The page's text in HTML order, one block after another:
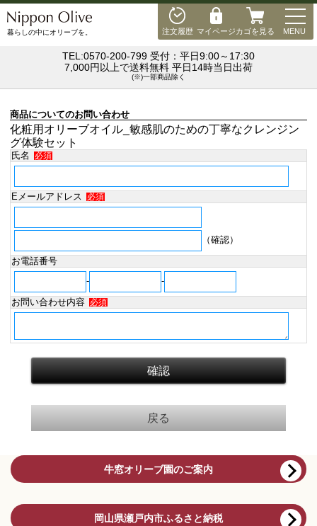
注文履歴 マイページカゴを見る MENU
暮らしの中にオリーブを。
TEL:0570-200-799 受付：平日9:00～17:30
7,000円以上で送料無料 平日14時当日出荷
(※)一部商品除く
商品についてのお問い合わせ
化粧用オリーブオイル_敏感肌のための丁寧なクレンジン
グ体験セット
氏名 必須
Eメールアドレス 必須
（確認）
お電話番号
-
-
お問い合わせ内容
必須
牛窓オリーブ園のご案内
岡山県瀬戸内市ふるさと納税